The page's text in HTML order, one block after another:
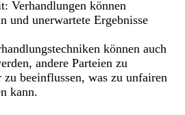
Verhandlungen können
und unerwartete Ergebnisse
können auch
andere Parteien zu
beeinflussen, was zu unfairen
kann.